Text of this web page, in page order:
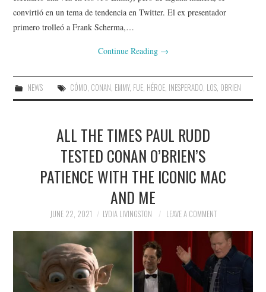
convirtió en un tema de tendencia en Twitter. El ex presentador
primero trolleó a Frank Scherma,…
Continue Reading →
NEWS CÓMO, CONAN, EMMY, FUE, HÉROE, INESPERADO, LOS, OBRIEN
ALL THE TIMES PAUL RUDD
TESTED CONAN O’BRIEN’S
PATIENCE WITH THE ICONIC MAC
AND ME
JUNE 22, 2021 LYDIA LIVINGSTON LEAVE A COMMENT